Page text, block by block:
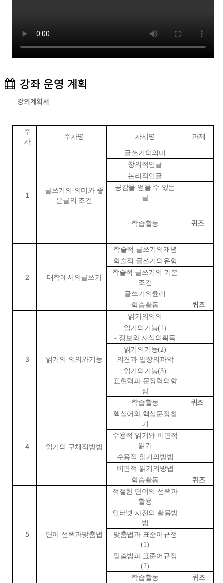
강좌 운영 계획
강의계획서
주
차
주차명 차시명 과제
1
글쓰기의 의미와 좋
은글의 조건
글쓰기의의미
창의적인글
논리적인글
공감을 얻을 수 있는
글
학습활동 퀴즈
2 대학에서의글쓰기
학술적 글쓰기의개념
학술적 글쓰기의유형
학술적 글쓰기의 기본
조건
글쓰기의윤리
학습활동
퀴즈
3 읽기의 의의와기능
읽기의의의
읽기의기능(1)
- 정보와 지식의획득
읽기의기능(2)
의견과 입장의파악
읽기의기능(3)
표현력과 문장력의향
상
학습활동
퀴즈
4 읽기의 구체적방법
핵심어와 핵심문장찾
기
수용적 읽기와 비판적
읽기
수용적 읽기의방법
비판적 읽기의방법
학습활동
퀴즈
5 단어 선택과맞춤법
적절한 단어의 선택과
활용
인터넷 사전의 활용방
법
맞춤법과 표준어규정
(1)
맞춤법과 표준어규정
(2)
학습활동
퀴즈